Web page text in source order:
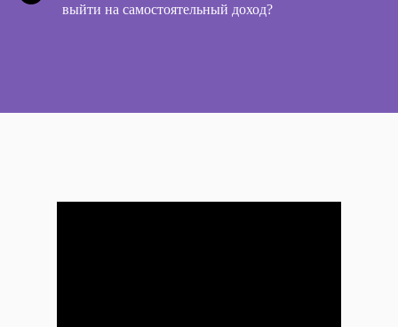
выйти на самостоятельный доход?